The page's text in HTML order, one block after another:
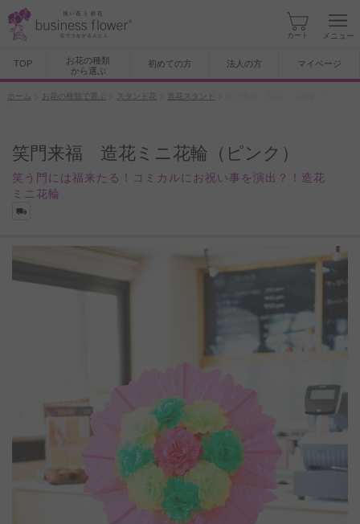
カート メニュー
TOP
お花の種類
から選ぶ
初めての方 法人の方 マイページ
ホーム お花の種類で選ぶ スタンド花 造花スタンド
笑門来福 造花ミニ花輪（ピンク）
笑う門には福来たる！コミカルにお祝い事を演出？！造花
ミニ花輪